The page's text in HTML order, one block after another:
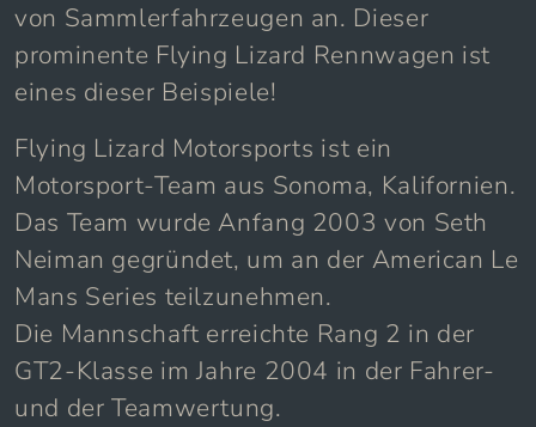
von Sammlerfahrzeugen an. Dieser
prominente Flying Lizard Rennwagen ist
eines dieser Beispiele!
Flying Lizard Motorsports ist ein
Motorsport-Team aus Sonoma, Kalifornien.
Das Team wurde Anfang 2003 von Seth
Neiman gegründet, um an der American Le
Mans Series teilzunehmen.
Die Mannschaft erreichte Rang 2 in der
GT2-Klasse im Jahre 2004 in der Fahrer-
und der Teamwertung.